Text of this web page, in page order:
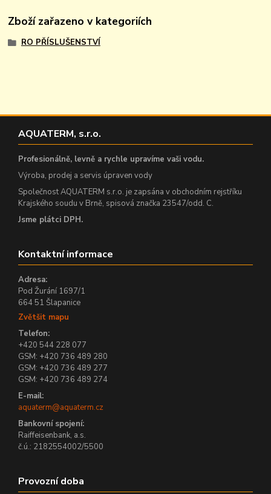
Zboží zařazeno v kategoriích
RO PŘÍSLUŠENSTVÍ
AQUATERM, s.r.o.
Profesionálně, levně a rychle upravíme vaši vodu.
Výroba, prodej a servis úpraven vody
Společnost AQUATERM s.r.o. je zapsána v obchodním rejstříku
Krajského soudu v Brně, spisová značka 23547/odd. C.
Jsme plátci DPH.
Kontaktní informace
Adresa:
Pod Žurání 1697/1
664 51 Šlapanice
Zvětšit mapu
Telefon:
+420 544 228 077
GSM: +420 736 489 280
GSM: +420 736 489 277
GSM: +420 736 489 274
E-mail:
aquaterm@aquaterm.cz
Bankovní spojení:
Raiffeisenbank, a.s.
č.ú.: 2182554002/5500
Provozní doba